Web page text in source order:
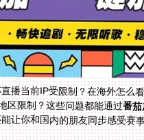
当前IP受限制？在海外怎么
区限制？这些问题都能通过番
让你和国内的朋友同步感受赛